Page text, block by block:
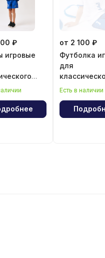
₽
игровые
для
от 2 100 ₽
Футболка
для
волейбола
Есть в наличии